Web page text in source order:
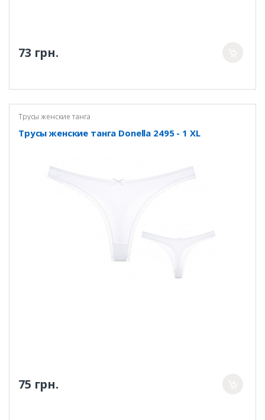
73 грн.
Трусы женские танга
Трусы женские танга Donella 2495 - 1 XL
75 грн.